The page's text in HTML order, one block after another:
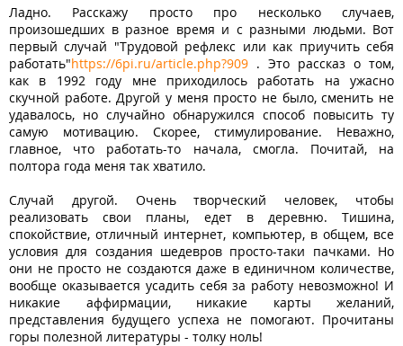
Ладно. Расскажу просто про несколько случаев,
произошедших в разное время и с разными людьми. Вот
первый случай "Трудовой рефлекс или как приучить себя
работать"https://6pi.ru/article.php?909 . Это рассказ о том,
как в 1992 году мне приходилось работать на ужасно
скучной работе. Другой у меня просто не было, сменить не
удавалось, но случайно обнаружился способ повысить ту
самую мотивацию. Скорее, стимулирование. Неважно,
главное, что работать-то начала, смогла. Почитай, на
полтора года меня так хватило.
Случай другой. Очень творческий человек, чтобы
реализовать свои планы, едет в деревню. Тишина,
спокойствие, отличный интернет, компьютер, в общем, все
условия для создания шедевров просто-таки пачками. Но
они не просто не создаются даже в единичном количестве,
вообще оказывается усадить себя за работу невозможно! И
никакие аффирмации, никакие карты желаний,
представления будущего успеха не помогают. Прочитаны
горы полезной литературы - толку ноль!